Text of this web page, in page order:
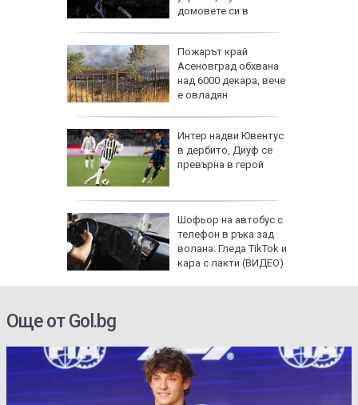
домовете си в
Пожарът край
Асеновград обхвана
над 6000 декара, вече
е овладян
Интер надви Ювентус
в дербито, Диуф се
превърна в герой
Шофьор на автобус с
телефон в ръка зад
волана: Гледа TikTok и
кара с лакти (ВИДЕО)
Още от Gol.bg